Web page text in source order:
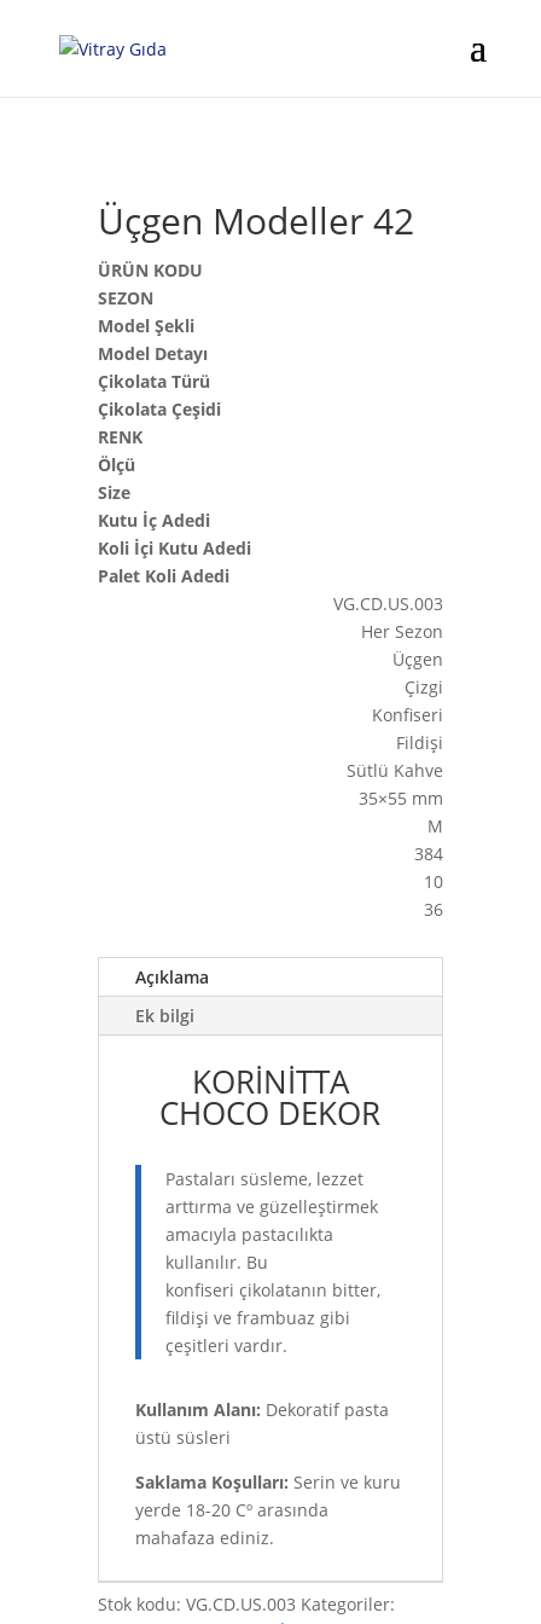
Üçgen Modeller 42
ÜRÜN KODU
SEZON
Model Şekli
Model Detayı
Çikolata Türü
Çikolata Çeşidi
RENK
Ölçü
Size
Kutu İç Adedi
Koli İçi Kutu Adedi
Palet Koli Adedi
VG.CD.US.003
Her Sezon
Üçgen
Çizgi
Konfiseri
Fildişi
Sütlü Kahve
35×55 mm
M
384
10
36
Açıklama
Ek bilgi
KORİNİTTA
CHOCO DEKOR
Pastaları süsleme, lezzet
arttırma ve güzelleştirmek
amacıyla pastacılıkta
kullanılır. Bu
konfiseri çikolatanın bitter,
fildişi ve frambuaz gibi
çeşitleri vardır.
Kullanım Alanı: Dekoratif pasta
üstü süsleri
Saklama Koşulları: Serin ve kuru
yerde 18-20 Cº arasında
mahafaza ediniz.
Stok kodu: VG.CD.US.003 Kategoriler: